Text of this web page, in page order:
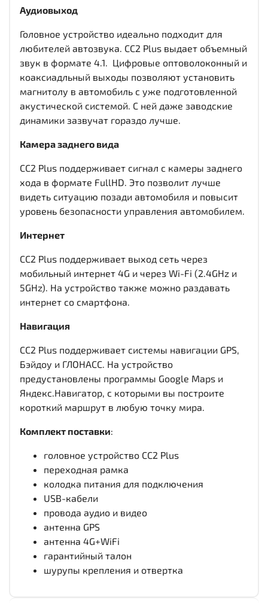
Аудиовыход
Головное устройство идеально подходит для
любителей автозвука. CC2 Plus выдает объемный
звук в формате 4.1. Цифровые оптоволоконный и
коаксиадльный выходы позволяют установить
магнитолу в автомобиль с уже подготовленной
акустической системой. С ней даже заводские
динамики зазвучат гораздо лучше.
Камера заднего вида
CC2 Plus поддерживает сигнал с камеры заднего
хода в формате FullHD. Это позволит лучше
видеть ситуацию позади автомобиля и повысит
уровень безопасности управления автомобилем.
Интернет
CC2 Plus поддерживает выход сеть через
мобильный интернет 4G и через Wi-Fi (2.4GHz и
5GHz). На устройство также можно раздавать
интернет со смартфона.
Навигация
CC2 Plus поддерживает системы навигации GPS,
Бэйдоу и ГЛОНАСС. На устройство
предустановлены программы Google Maps и
Яндекс.Навигатор, с которыми вы построите
короткий маршрут в любую точку мира.
Комплект поставки:
головное устройство CC2 Plus
переходная рамка
колодка питания для подключения
USB-кабели
провода аудио и видео
антенна GPS
антенна 4G+WiFi
гарантийный талон
шурупы крепления и отвертка